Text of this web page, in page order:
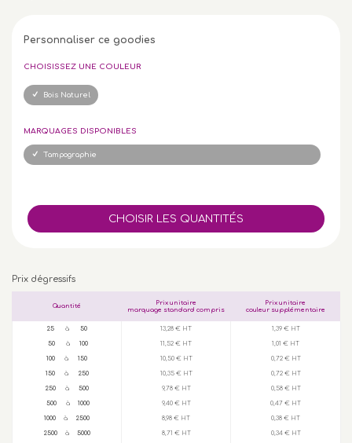
Personnaliser ce goodies
CHOISISSEZ UNE COULEUR
Bois Naturel
MARQUAGES DISPONIBLES
Tampographie
Prix dégressifs
Quantité
Prix unitaire
marquage standard compris
Prix unitaire
couleur supplémentaire
25 à 50 13,28 € HT 1,39 € HT
50à 100 11,52 € HT 1,01 € HT
100 à 150 10,50 € HT 0,72 € HT
150à 250 10,35 € HT 0,72 € HT
250 à 500 9,78 € HT 0,58 € HT
500à 1000 9,40 € HT 0,47 € HT
1000 à 2500 8,98 € HT 0,38 € HT
2500 à 5000 8,71 € HT 0,34 € HT